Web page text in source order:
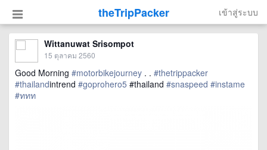
theTripPacker เข้าสู่ระบบ
Wittanuwat Srisompot
15 ตุลาคม 2560
Good Morning #motorbikejourney . . #thetrippacker
#thailandintrend #goprohero5 #thailand #snaspeed #instame
#ททท